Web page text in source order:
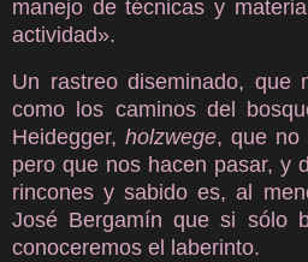
manejo de técnicas y
actividad».
Un rastreo diseminado, que
como los caminos del
Heidegger, holzwege, que no
pero que nos hacen pasar, y
rincones y sabido es, al
José Bergamín que si sólo
conoceremos el laberinto.